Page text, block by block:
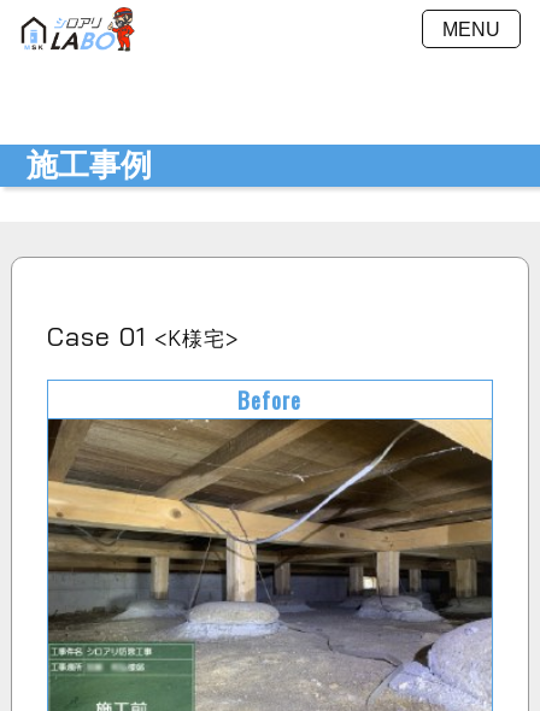
MENU
施工事例 Ｑ＆Ａ
お見積もり
プライバシーポリシー
施工事例
Case 01 <K様宅>
Before